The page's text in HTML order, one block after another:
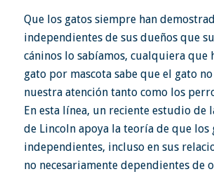
Que los gatos siempre han
independientes de sus dueños que
cáninos lo sabíamos, cualquiera que
gato por mascota sabe que el gato
nuestra atención tanto como los
En esta línea, un reciente estudio de
de Lincoln apoya la teoría de que los
independientes, incluso en sus
no necesariamente dependientes de